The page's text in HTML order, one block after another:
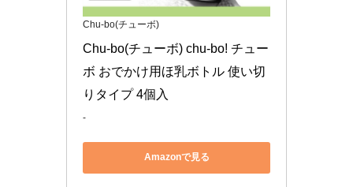
Chu-bo(チューボ)
Chu-bo(チューボ) chu-bo! チュー
ボ おでかけ用ほ乳ボトル 使い切
りタイプ 4個入
-
Amazonで見る